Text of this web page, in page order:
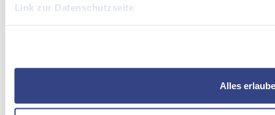
Link zur Datenschutzseite
Alles